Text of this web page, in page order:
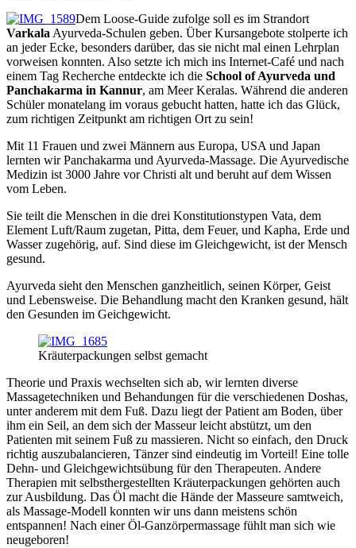
Dem Loose-Guide zufolge soll es im Strandort
Varkala Ayurveda-Schulen geben. Über Kursangebote stolperte ich
an jeder Ecke, besonders darüber, das sie nicht mal einen Lehrplan
vorweisen konnten. Also setzte ich mich ins Internet-Café und nach
einem Tag Recherche entdeckte ich die School of Ayurveda und
Panchakarma in Kannur, am Meer Keralas. Während die anderen
Schüler monatelang im voraus gebucht hatten, hatte ich das Glück,
zum richtigen Zeitpunkt am richtigen Ort zu sein!
Mit 11 Frauen und zwei Männern aus Europa, USA und Japan
lernten wir Panchakarma und Ayurveda-Massage. Die Ayurvedische
Medizin ist 3000 Jahre vor Christi alt und beruht auf dem Wissen
vom Leben.
Sie teilt die Menschen in die drei Konstitutionstypen Vata, dem
Element Luft/Raum zugetan, Pitta, dem Feuer, und Kapha, Erde und
Wasser zugehörig, auf. Sind diese im Gleichgewicht, ist der Mensch
gesund.
Ayurveda sieht den Menschen ganzheitlich, seinen Körper, Geist
und Lebensweise. Die Behandlung macht den Kranken gesund, hält
den Gesunden im Geichgewicht.
Kräuterpackungen selbst gemacht
Theorie und Praxis wechselten sich ab, wir lernten diverse
Massagetechniken und Behandungen für die verschiedenen Doshas,
unter anderem mit dem Fuß. Dazu liegt der Patient am Boden, über
ihm ein Seil, an dem sich der Masseur leicht abstützt, um den
Patienten mit seinem Fuß zu massieren. Nicht so einfach, den Druck
richtig auszubalancieren, Tänzer sind eindeutig im Vorteil! Eine tolle
Dehn- und Gleichgewichtsübung für den Therapeuten. Andere
Therapien mit selbsthergestellten Kräuterpackungen gehörten auch
zur Ausbildung. Das Öl macht die Hände der Masseure samtweich,
als Massage-Modell konnten wir uns dann meistens schön
entspannen! Nach einer Öl-Ganzörpermassage fühlt man sich wie
neugeboren!